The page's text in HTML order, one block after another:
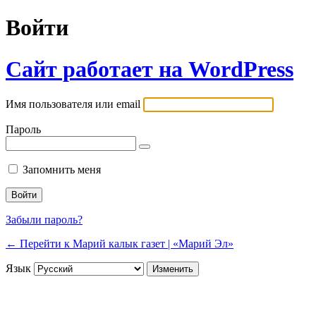
Войти
Сайт работает на WordPress
Имя пользователя или email
Пароль
Запомнить меня
Забыли пароль?
← Перейти к Марий калык газет | «Марий Эл»
Язык